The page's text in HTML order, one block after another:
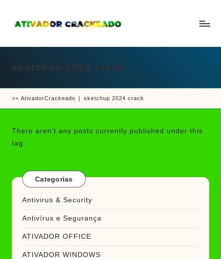
content
ti
a
d
r
e
c
k
e
completo
crackear
software
sketchup 2024 crack
>> AtivadorCrackeado | sketchup 2024 crack
There aren’t any posts currently published under this
tag.
Categorias
Antivirus & Security
Antivírus e Segurança
ATIVADOR OFFICE
ATIVADOR WINDOWS